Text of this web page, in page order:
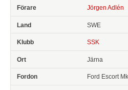
Jörgen Adlén
SWE
SSK
Järna
Ford Escort